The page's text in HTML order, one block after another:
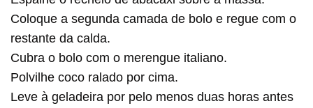
Coloque a segunda camada de bolo e regue com o
restante da calda.
Cubra o bolo com o merengue italiano.
Polvilhe coco ralado por cima.
Leve à geladeira por pelo menos duas horas antes